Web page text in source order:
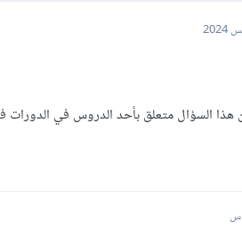
السؤال متعلق بأحد الدروس في الدورات